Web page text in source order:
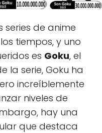
series de anime
tiempos, y uno
es Goku, el
la serie, Goku ha
increíblemente
niveles de
hay una
que destaca